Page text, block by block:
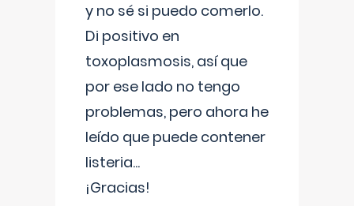
y no sé si puedo comerlo.
Di positivo en
toxoplasmosis, así que
por ese lado no tengo
problemas, pero ahora he
leído que puede contener
listeria...
¡Gracias!